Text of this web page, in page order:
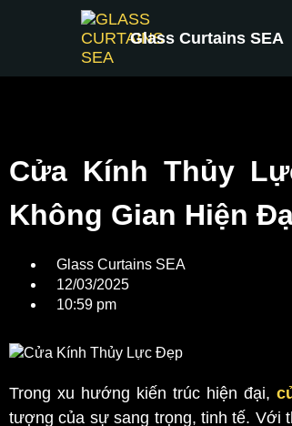
Glass Curtains SEA
Cửa Kính Thủy
Không Gian Hiện
Glass Curtains SEA
12/03/2025
10:59 pm
Trong xu hướng kiến trúc hiện đại,
tượng của sự sang trọng, tinh tế. Với